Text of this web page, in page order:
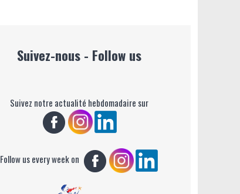
Suivez-nous - Follow us
Suivez notre actualité hebdomadaire sur
Follow us every week on